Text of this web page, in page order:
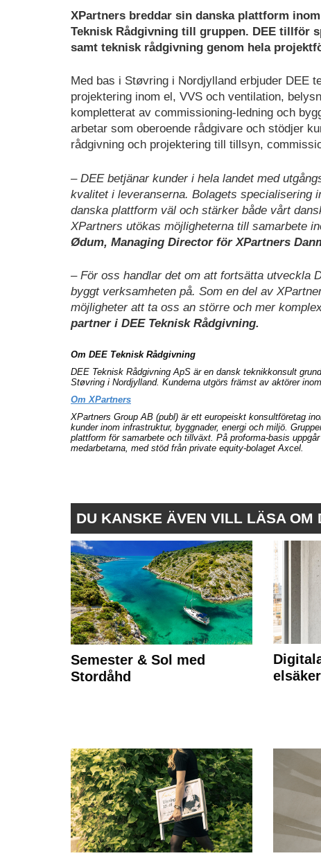
XPartners breddar sin danska plattform
Teknisk Rådgivning till gruppen. DEE tillför
samt teknisk rådgivning genom hela
Med bas i Støvring i Nordjylland erbjuder DEE
projektering inom el, VVS och ventilation,
kompletterat av commissioning-ledning och
arbetar som oberoende rådgivare och stödjer
rådgivning och projektering till tillsyn,
– DEE betjänar kunder i hela landet med
kvalitet i leveranserna. Bolagets specialisering
danska plattform väl och stärker både vårt
XPartners utökas möjligheterna till samarbete
Ødum, Managing Director för XPartners
– För oss handlar det om att fortsätta utveckla
byggt verksamheten på. Som en del av
möjligheter att ta oss an större och mer
partner i DEE Teknisk Rådgivning.
Om DEE Teknisk Rådgivning
DEE Teknisk Rådgivning ApS är en dansk teknikkonsult
Støvring i Nordjylland. Kunderna utgörs främst av aktörer
Om XPartners
XPartners Group AB (publ) är ett europeiskt konsultföretag
kunder inom infrastruktur, byggnader, energi och miljö.
plattform för samarbete och tillväxt. På proforma-basis
medarbetarna, med stöd från private equity-bolaget Axcel.
DU KANSKE ÄVEN VILL LÄSA OM
Semester & Sol med
Stordåhd